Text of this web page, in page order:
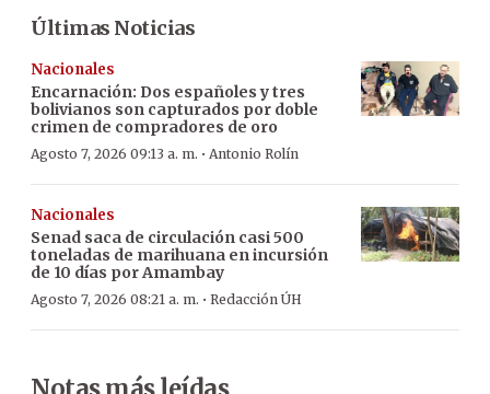
Últimas Noticias
Nacionales
Encarnación: Dos españoles y tres
bolivianos son capturados por doble
crimen de compradores de oro
Agosto 7, 2026 09:13 a. m. · Antonio Rolín
Nacionales
Senad saca de circulación casi 500
toneladas de marihuana en incursión
de 10 días por Amambay
Agosto 7, 2026 08:21 a. m. · Redacción ÚH